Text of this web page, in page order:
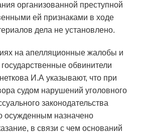
организованной преступной
ей признаками в ходе
дела не установлено.
на апелляционные жалобы и
обвинители
И.А указывают, что при
судом нарушений уголовного
законодательства
осужденным назначено
в связи с чем оснований